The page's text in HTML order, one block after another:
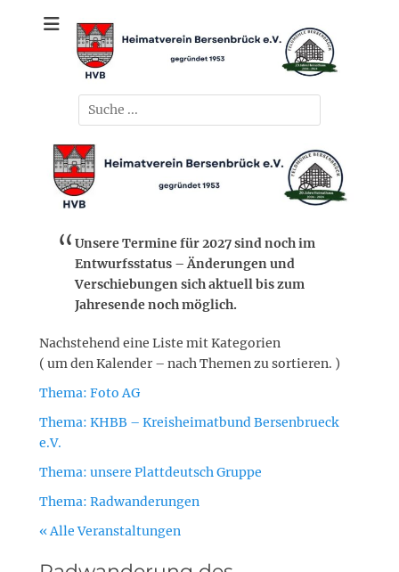
Heimatverein
Bersenbrück e.V.
gegründet 1953
Suchen
nach:
Unsere Termine für 2027 sind noch im
Entwurfsstatus – Änderungen und
Verschiebungen sich aktuell bis zum
Jahresende noch möglich.
Nachstehend eine Liste mit Kategorien
( um den Kalender – nach Themen zu sortieren. )
Thema: Foto AG
Thema: KHBB – Kreisheimatbund Bersenbrueck
e.V.
Thema: unsere Plattdeutsch Gruppe
Thema: Radwanderungen
« Alle Veranstaltungen